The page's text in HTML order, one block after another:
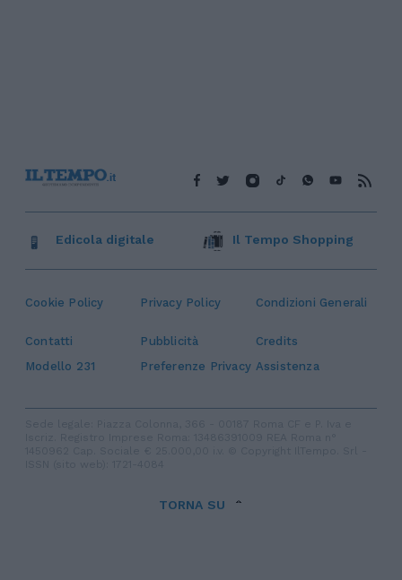
Cookie Policy Privacy Policy Condizioni Generali
Contatti Pubblicità
Credits
Modello 231
Preferenze Privacy Assistenza
Edicola digitale Il Tempo Shopping
TORNA SU